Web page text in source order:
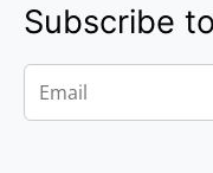
Subscribe